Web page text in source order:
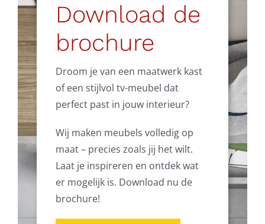
Download de
brochure
Droom je van een maatwerk kast
of een stijlvol tv-meubel dat
perfect past in jouw interieur?
Wij maken meubels volledig op
maat – precies zoals jij het wilt.
Laat je inspireren en ontdek wat
er mogelijk is. Download nu de
brochure!